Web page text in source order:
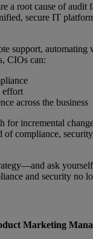
a root cause of audit
secure IT
support, automating
CIOs can:
effort
across the business
for incremental
of compliance,
ask
and security no
Marketing